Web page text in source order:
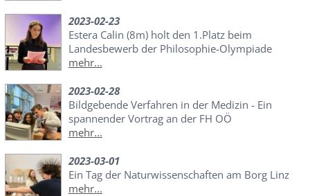
2023-02-23
Estera Calin (8m) holt den 1.Platz beim
Landesbewerb der Philosophie-Olympiade
mehr...
2023-02-28
Bildgebende Verfahren in der Medizin - Ein
spannender Vortrag an der FH OÖ
mehr...
2023-03-01
Ein Tag der Naturwissenschaften am Borg Linz
mehr...